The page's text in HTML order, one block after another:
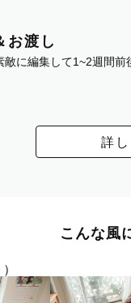
お渡し
に編集して1~2週間前
詳
こんな風